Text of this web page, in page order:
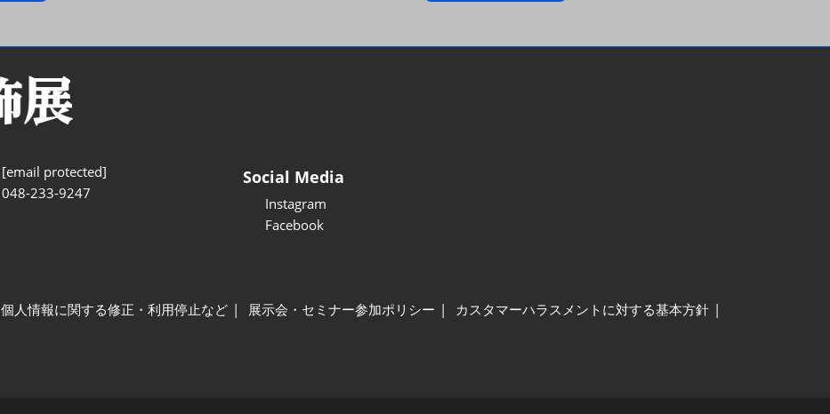
[email protected]
048-233-9247
Social Media
Instagram
Facebook
個人情報に関する修正・利用停止など 展示会・セミナー参加ポリシー
カスタマーハラスメントに対する基本方針